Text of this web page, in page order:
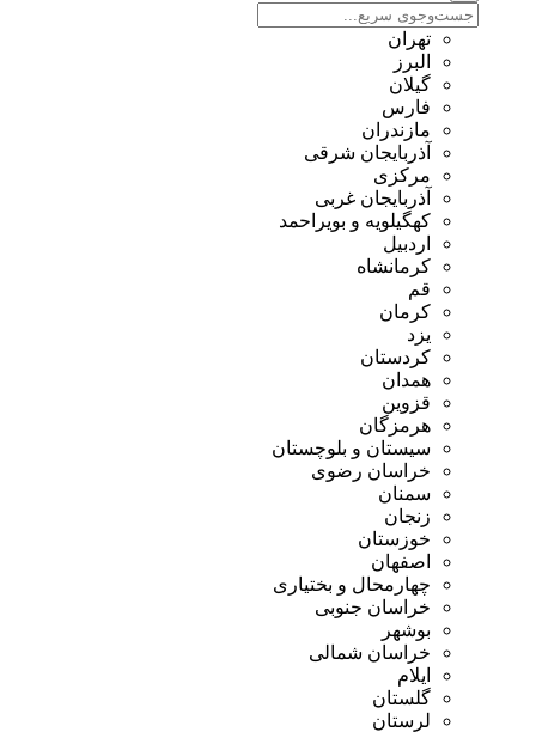
تهران
البرز
گیلان
فارس
مازندران
آذربایجان شرقی
مرکزی
آذربایجان غربی
کهگیلویه و بویراحمد
اردبیل
کرمانشاه
قم
کرمان
یزد
کردستان
همدان
قزوین
هرمزگان
سیستان و بلوچستان
خراسان رضوی
سمنان
زنجان
خوزستان
اصفهان
چهارمحال و بختیاری
خراسان جنوبی
بوشهر
خراسان شمالی
ایلام
گلستان
لرستان